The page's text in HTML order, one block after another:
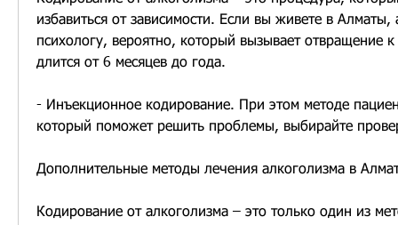
избавиться от зависимости. Если вы живете в Алматы,
психологу, вероятно, который вызывает отвращение
длится от 6 месяцев до года.
- Инъекционное кодирование. При этом методе
который поможет решить проблемы, выбирайте
Дополнительные методы лечения алкоголизма в
Кодирование от алкоголизма – это только один из